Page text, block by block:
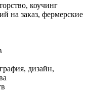
коучинг
на заказ, фермерские
дизайн,